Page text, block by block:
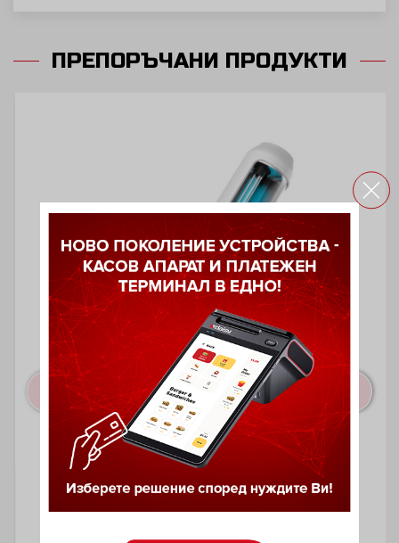
ПРЕПОРЪЧАНИ ПРОДУКТИ
Антибактериална UV лампа U80